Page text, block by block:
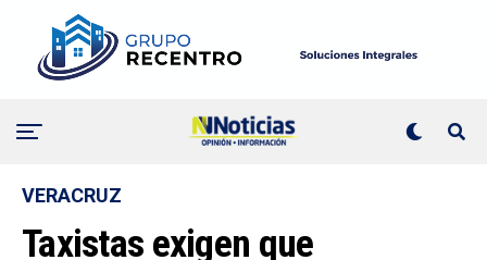
VERACRUZ
Taxistas exigen que